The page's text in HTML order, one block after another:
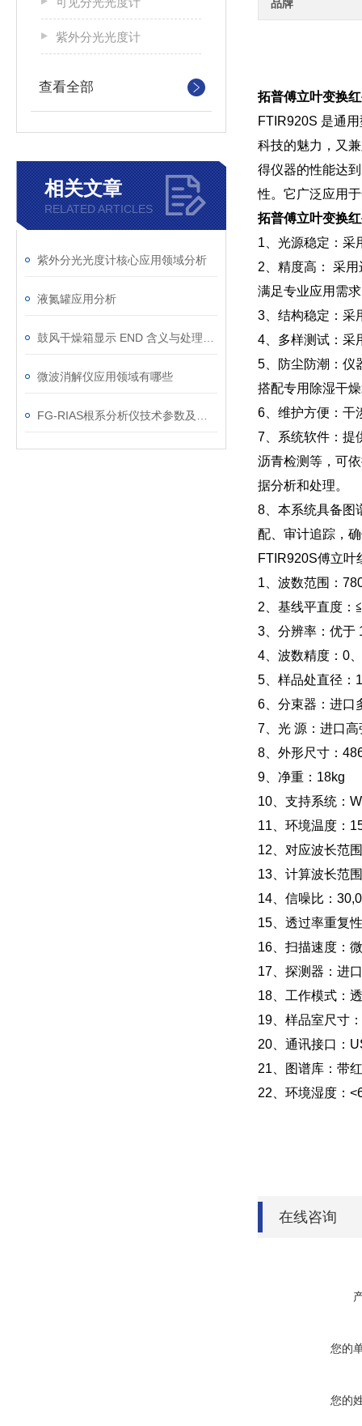
紫外分光光度计
查看全部
相关文章
RELATED ARTICLES
紫外分光光度计核心应用领域分析
液氮罐应用分析
微波消解仪应用领域有哪些
品牌
拓普傅立叶变换
FTIR920S 是通
科技的魅力，又
得仪器的性能达
性。它广泛应用
拓普傅立叶变换
1、光源稳定：采
2、精度高： 采
满足专业应用需
3、结构稳定：采
4、多样测试：采
5、防尘防潮：仪
搭配专用除湿干
6、维护方便：干
7、系统软件：提
沥青检测等，可
据分析和处理。
8、本系统具备图
配、审计追踪，
FTIR920S傅立叶
1、波数范围：
2、基线平直度：
3、分辨率：优于
4、波数精度：0
5、样品处直径：
6、分束器：进口
7、光 源：进口
8、外形尺寸：
9、净重：18kg
10、支持系统：
11、环境温度：
12、对应波长范
13、计算波长范
14、信噪比：
15、透过率重复
16、扫描速度：
17、探测器：进
18、工作模式：
19、样品室尺寸
20、通讯接口：
21、图谱库：带
22、环境湿度：
在线咨询
您的
您的